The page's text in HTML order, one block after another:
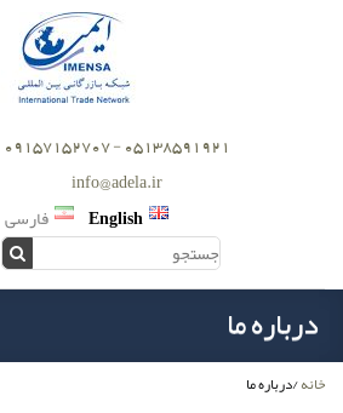
05138591921 - 09157152707
info@adela.ir
English
فارسی
درباره ما
خانه/درباره ما